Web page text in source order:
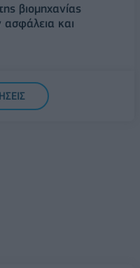
βιομηχανίας
ασφάλεια και
στο ζήτημα των
στις χρονοβόρες